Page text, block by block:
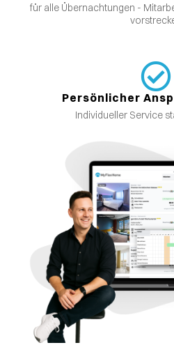
für alle Übernachtungen -
Persönlicher
Individueller Service